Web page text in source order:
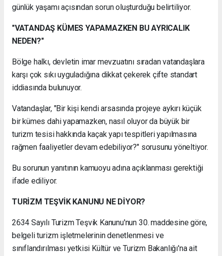
günlük yaşamı açısından sorun oluşturduğu belirtiliyor.
"VATANDAŞ KÜMES YAPAMAZKEN BU AYRICALIK
NEDEN?"
Bölge halkı, devletin imar mevzuatını sıradan vatandaşlara
karşı çok sıkı uyguladığına dikkat çekerek çifte standart
iddiasında bulunuyor.
Vatandaşlar, "Bir kişi kendi arsasında projeye aykırı küçük
bir kümes dahi yapamazken, nasıl oluyor da büyük bir
turizm tesisi hakkında kaçak yapı tespitleri yapılmasına
rağmen faaliyetler devam edebiliyor?" sorusunu yöneltiyor.
Bu sorunun yanıtının kamuoyu adına açıklanması gerektiği
ifade ediliyor.
TURİZM TEŞVİK KANUNU NE DİYOR?
2634 Sayılı Turizm Teşvik Kanunu'nun 30. maddesine göre,
belgeli turizm işletmelerinin denetlenmesi ve
sınıflandırılması yetkisi Kültür ve Turizm Bakanlığı'na ait